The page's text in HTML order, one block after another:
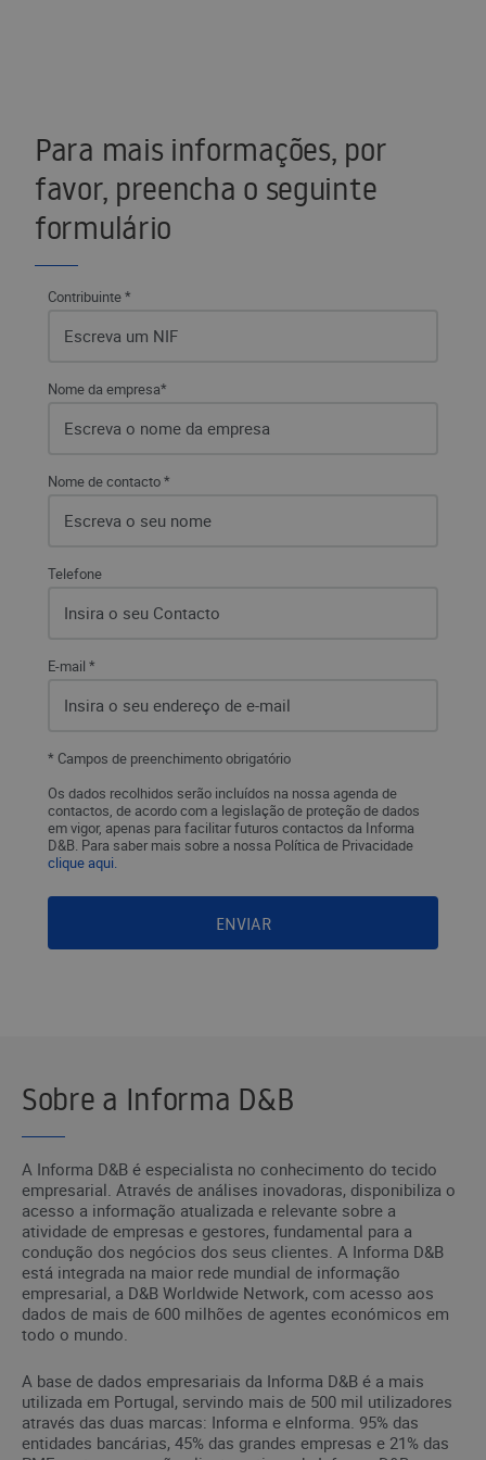
Para mais informações, por
favor, preencha o seguinte
formulário
Contribuinte *
Nome da empresa*
Nome de contacto *
Telefone
E-mail *
* Campos de preenchimento obrigatório
Os dados recolhidos serão incluídos na nossa agenda de
contactos, de acordo com a legislação de proteção de dados
em vigor, apenas para facilitar futuros contactos da Informa
D&B. Para saber mais sobre a nossa Política de Privacidade
clique aqui.
Sobre a Informa D&B
A Informa D&B é especialista no conhecimento do tecido
empresarial. Através de análises inovadoras, disponibiliza o
acesso a informação atualizada e relevante sobre a
atividade de empresas e gestores, fundamental para a
condução dos negócios dos seus clientes. A Informa D&B
está integrada na maior rede mundial de informação
empresarial, a D&B Worldwide Network, com acesso aos
dados de mais de 600 milhões de agentes económicos em
todo o mundo.
A base de dados empresariais da Informa D&B é a mais
utilizada em Portugal, servindo mais de 500 mil utilizadores
através das duas marcas: Informa e eInforma. 95% das
entidades bancárias, 45% das grandes empresas e 21% das